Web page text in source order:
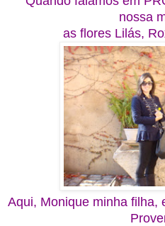
nossa
as flores Lilás,
Aqui, Monique minha filha,